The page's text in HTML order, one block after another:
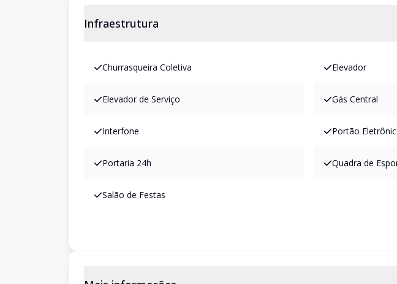
Infraestrutura
Churrasqueira Coletiva Elevador
Elevador de Serviço Gás Central
Interfone Portão
Portaria 24h Quadra de
Salão de Festas